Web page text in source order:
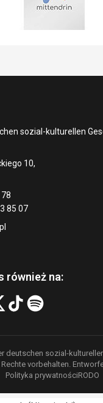
sozial-kulturellen
10,
85 07
również na:
deutschen sozial-
Rechte vorbehalten.
Polityka prywatnościRODO